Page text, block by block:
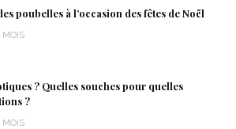
poubelles à l’occasion des fêtes de Noël
MOIS
? Quelles souches pour quelles
?
MOIS